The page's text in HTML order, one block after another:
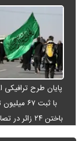
پایان طرح ترافیکی
با ثبت ۶۷
باختن ۲۴ زائر در تصادفات اربعینی